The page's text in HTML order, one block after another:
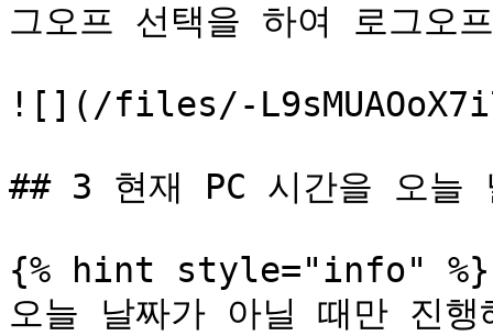
그오프 선택을 하여 로그오
![](/files/-
## 3 현재 PC 시간을 오늘
{% hint style="info" %}
오늘 날짜가 아닐 때만 진행